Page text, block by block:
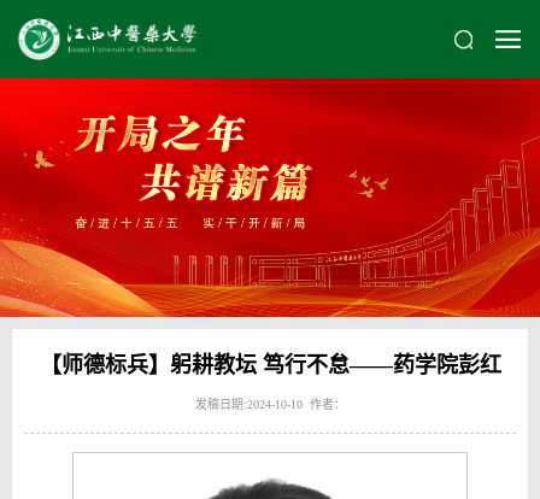
【师德标兵】躬耕教坛 笃行不怠——药学院彭红
发稿日期:2024-10-10 作者：